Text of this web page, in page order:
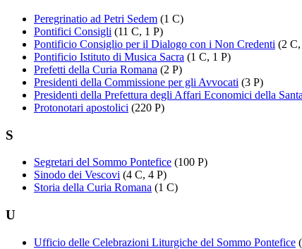
Peregrinatio ad Petri Sedem (1 C)
Pontifici Consigli (11 C, 1 P)
Pontificio Consiglio per il Dialogo con i Non Credenti (2
Pontificio Istituto di Musica Sacra (1 C, 1 P)
Prefetti della Curia Romana (2 P)
Presidenti della Commissione per gli Avvocati (3 P)
Presidenti della Prefettura degli Affari Economici della
Protonotari apostolici (220 P)
S
Segretari del Sommo Pontefice (100 P)
Sinodo dei Vescovi (4 C, 4 P)
Storia della Curia Romana (1 C)
U
Ufficio delle Celebrazioni Liturgiche del Sommo Pontefice